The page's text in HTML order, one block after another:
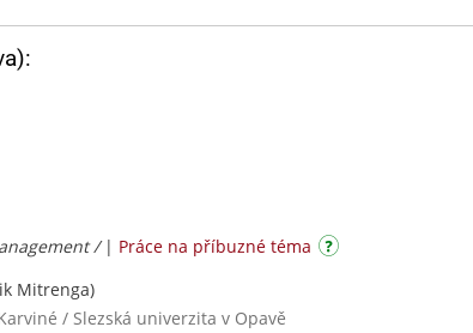
/ | Práce na příbuzné téma
Mitrenga)
/ Slezská univerzita v Opavě